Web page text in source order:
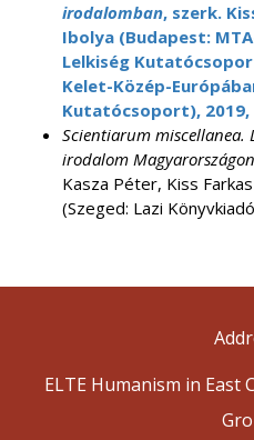
irodalomban, szerk.
Ibolya (Budapest:
Lelkiség
Kelet-Közép-
Kutatócsoport), 2019,
Scientiarum miscellanea.
irodalom
Kasza Péter, Kiss
(Szeged: Lazi
ELTE Humanism in East